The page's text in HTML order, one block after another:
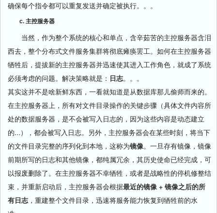
确保每个指令都可以重复发送并确定被执行。。。
c. 主控服务器
当然，作为整个系统的核心和单点，含辛茹苦的主控服务器含泪
西去，整个分布式文件服务集群将彻底瘫痪罢工。如何在主控服务器
牺牲后，提拔新的主控服务器并迅速使其进入工作角色，就成了系统
必须考虑的问题。解决策略就是： 日志。。。
其实这并不是啥新鲜东西，一看就知道是从数据库那儿偷师而来的。
在主控服务器上，所有对文件目录操作的关键步骤（具体文件内容所
处的数据服务器，是不会被写入日志的，因为这些内容是动态建立
的...），都会被写入日志。另外，主控服务器会在某些时刻，将当下
的文件目录完整的序列化到本地，这称为镜像。一旦存有镜像，镜像
前期所写的日志和其他镜像，都纯属冗余，其历史使命已经完成，可
以报废删除了。在主控服务器不幸牺牲，或者是战略性的停机修整结
束，并重新启动后，主控服务器会根据最近的镜像 + 镜像之后的所
有日志，重建整个文件目录，迅速将服务能力恢复到牺牲前的水